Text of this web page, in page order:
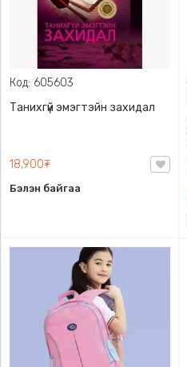
Код: 605603
Танихгүй эмэгтэйн захидал
18,900₮
Бэлэн байгаа